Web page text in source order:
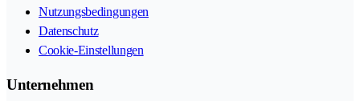
Nutzungsbedingungen
Datenschutz
Cookie-Einstellungen
Unternehmen